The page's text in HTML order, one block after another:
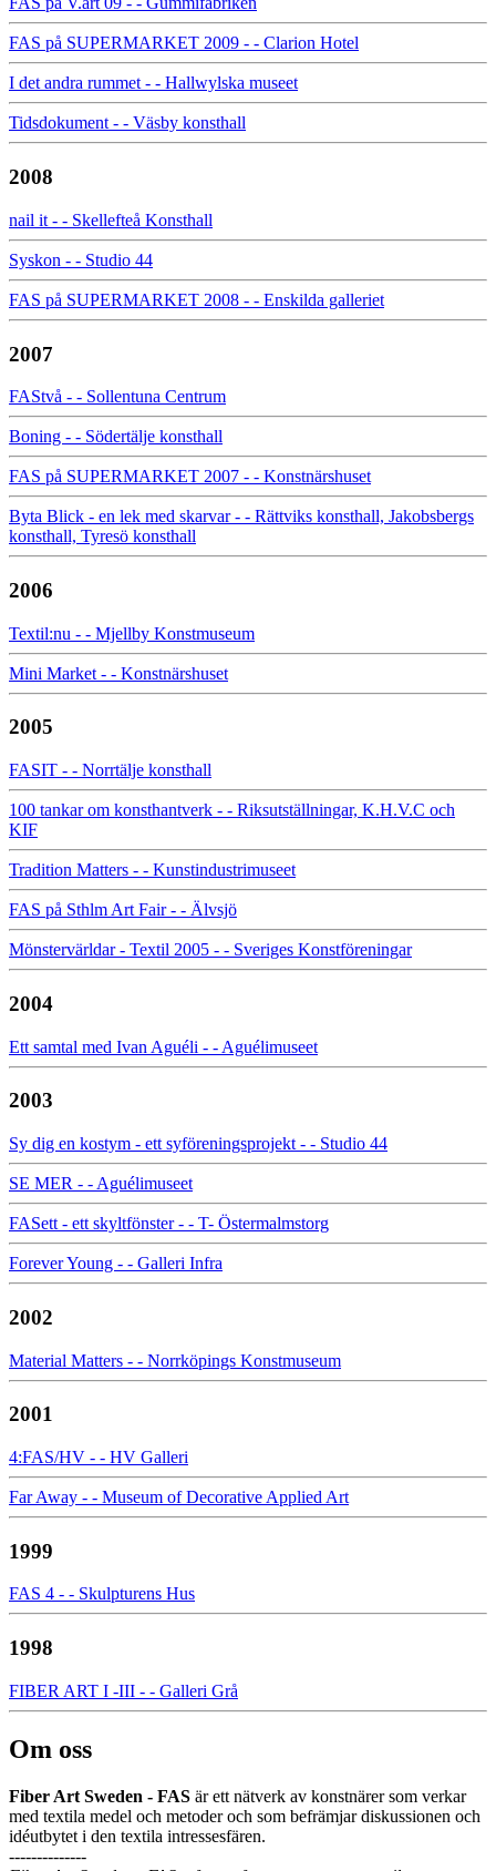
FAS på SUPERMARKET 2009 - - Clarion Hotel
I det andra rummet - - Hallwylska museet
Tidsdokument - - Väsby konsthall
2008
nail it - - Skellefteå Konsthall
Syskon - - Studio 44
FAS på SUPERMARKET 2008 - - Enskilda galleriet
2007
FAStvå - - Sollentuna Centrum
Boning - - Södertälje konsthall
FAS på SUPERMARKET 2007 - - Konstnärshuset
Byta Blick - en lek med skarvar - - Rättviks konsthall, Jakobsbergs
konsthall, Tyresö konsthall
2006
Textil:nu - - Mjellby Konstmuseum
Mini Market - - Konstnärshuset
2005
FASIT - - Norrtälje konsthall
100 tankar om konsthantverk - - Riksutställningar, K.H.V.C och
KIF
Tradition Matters - - Kunstindustrimuseet
FAS på Sthlm Art Fair - - Älvsjö
Mönstervärldar - Textil 2005 - - Sveriges Konstföreningar
2004
Ett samtal med Ivan Aguéli - - Aguélimuseet
2003
Sy dig en kostym - ett syföreningsprojekt - - Studio 44
SE MER - - Aguélimuseet
FASett - ett skyltfönster - - T- Östermalmstorg
Forever Young - - Galleri Infra
2002
Material Matters - - Norrköpings Konstmuseum
2001
4:FAS/HV - - HV Galleri
Far Away - - Museum of Decorative Applied Art
1999
FAS 4 - - Skulpturens Hus
1998
FIBER ART I -III - - Galleri Grå
Om oss
Fiber Art Sweden - FAS är ett nätverk av konstnärer som verkar
med textila medel och metoder och som befrämjar diskussionen och
idéutbytet i den textila intressesfären.
--------------